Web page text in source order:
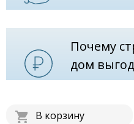
Почему
дом
В корзину